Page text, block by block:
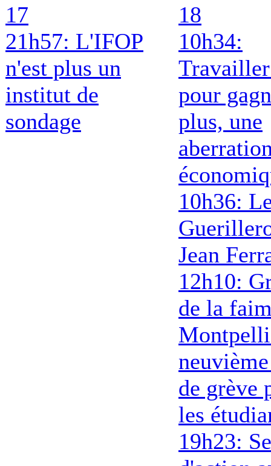
17
21h57: L'IFOP
n'est plus un
institut de
sondage
18
10h34:
pour
plus, une
10h36:
Jean
12h10:
de la
de grève
les
19h23: